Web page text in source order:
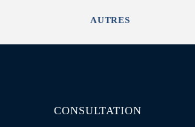
AUTRES
CONSULTATION